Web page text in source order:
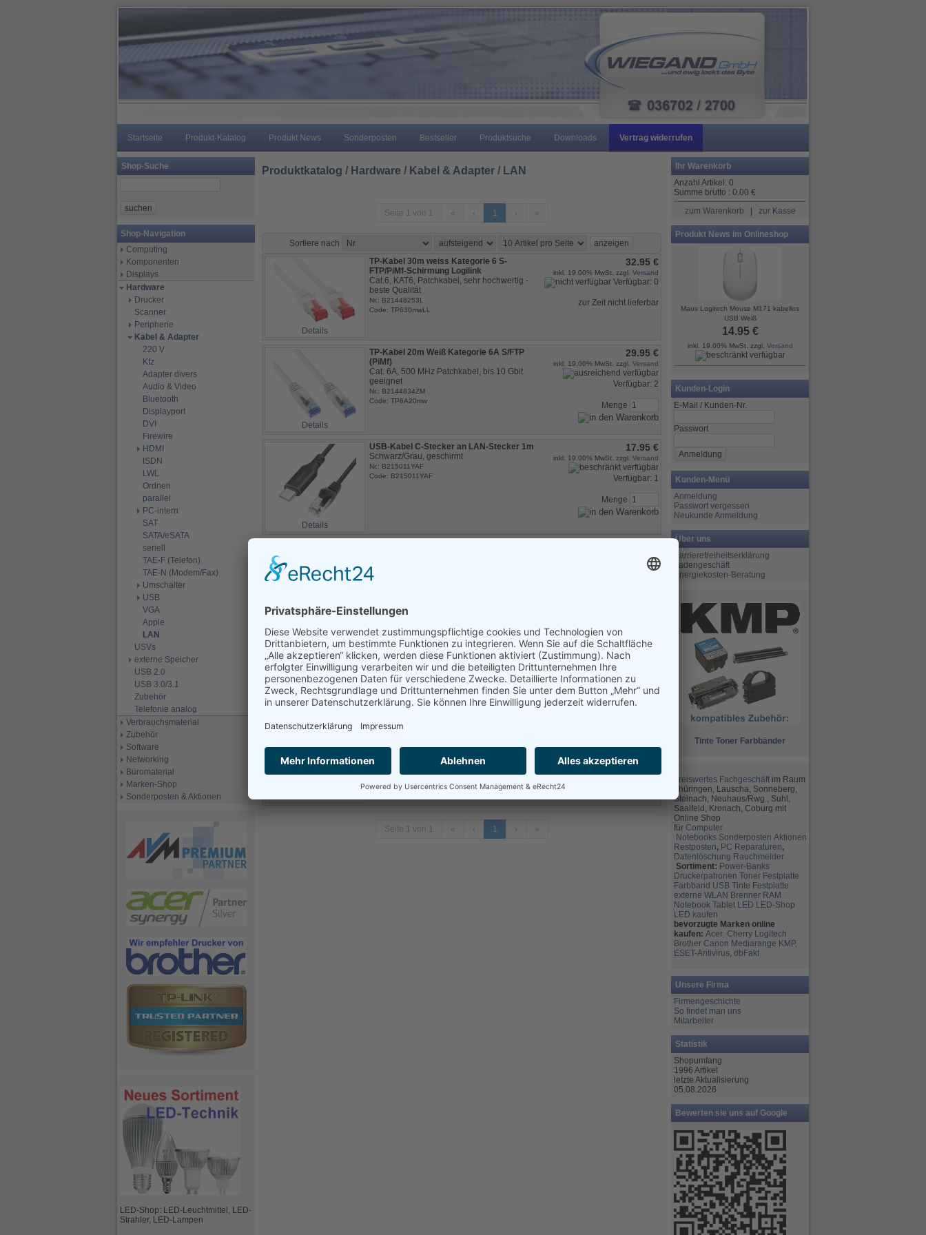
Startseite Produkt-Katalog Produkt News Sonderposten Bestseller Produktsuche Downloads Vertrag widerrufen
Shop-Suche
Shop-Navigation
Computing
Komponenten
Displays
Hardware
Drucker
Scanner
Peripherie
Kabel & Adapter
220 V
Kfz
Adapter divers
Audio & Video
Bluetooth
Displayport
DVI
Firewire
HDMI
ISDN
LWL
Ordnen
parallel
PC-intern
SAT
SATA/eSATA
seriell
TAE-F (Telefon)
TAE-N (Modem/Fax)
Umschalter
USB
VGA
Apple
LAN
USVs
externe Speicher
USB 2.0
USB 3.0/3.1
Zubehör
Telefonie analog
Verbrauchsmaterial
Zubehör
Software
Networking
Büromaterial
Marken-Shop
Sonderposten & Aktionen
LED-Shop: LED-Leuchtmittel, LED-
Strahler, LED-Lampen
Produktkatalog / Hardware / Kabel & Adapter / LAN
Seite 1 von 1 « ‹ 1 › »
Sortiere nach
Details
TP-Kabel 30m weiss Kategorie 6 S-
FTP/PiMf-Schirmung Logilink
Cat.6, KAT6, Patchkabel, sehr hochwertig -
beste Qualität
Nr.: B21448253L
Code: TP630mwLL
32.95 €
inkl. 19.00% MwSt. zzgl. Versand
Verfügbar: 0
zur Zeit nicht lieferbar
Details
TP-Kabel 20m Weiß Kategorie 6A S/FTP
(PiMf)
Cat. 6A, 500 MHz Patchkabel, bis 10 Gbit
geeignet
Nr.: B2144834ZM
Code: TP6A20mw
29.95 €
inkl. 19.00% MwSt. zzgl. Versand
Verfügbar: 2
Menge
Details
USB-Kabel C-Stecker an LAN-Stecker 1m
Schwarz/Grau, geschirmt
Nr.: B215011YAF
Code: B215011YAF
17.95 €
inkl. 19.00% MwSt. zzgl. Versand
Verfügbar: 1
Menge
Details
externer Netzwerkadapter, Plug and Play
Nr.: B215011ZYF9
Versand
Details
USB-Adapter C an LAN (RJ45) Gigabit,
Equip
Kabellänge: 15cm
Nr.: B215011ZYG2
Code: B215011ZYG2
inkl. 19.00% MwSt. zzgl.Versand
Verfügbar: 2
Menge
Buchse RJ45 TP-LINK
Nr.: B215011ZYH3
Code: USBcLAN
Verfügbar: 1
Seite 1 von 1 « ‹ 1 › »
Ihr Warenkorb
Anzahl Artikel: 0
Summe brutto : 0.00 €
zum Warenkorb
zur Kasse
Produkt News im Onlineshop
Maus Logitech Mouse M171 kabellos
USB Weiß
14.95 €
inkl. 19.00% MwSt. zzgl. Versand
Kunden-Login
E-Mail / Kunden-Nr.
Passwort
Kunden-Menü
Anmeldung
Passwort vergessen
Neukunde Anmeldung
Über uns
Barrierefreiheitserklärung
Ladengeschäft
Energiekosten-Beratung
Tinte Toner Farbbänder
preiswertes Fachgeschäft im Raum
Thüringen, Lauscha, Sonneberg,
Steinach, Neuhaus/Rwg., Suhl,
Saalfeld, Kronach, Coburg mit
Online Shop
für Computer
Notebooks Sonderposten Aktionen
Restposten, PC Reparaturen,
Datenlöschung Rauchmelder
Sortiment: Power-Banks
Druckerpatronen Toner Festplatte
Farbband USB Tinte Festplatte
externe WLAN Brenner RAM
Notebook Tablet LED LED-Shop
LED kaufen
bevorzugte Marken online
kaufen: Acer Cherry Logitech
Brother Canon Mediarange KMP,
ESET-Antivirus, dbFakt
Unsere Firma
Firmengeschichte
So findet man uns
Mitarbeiter
Statistik
Shopumfang
1996 Artikel
letzte Aktualisierung
05.08.2026
Bewerten sie uns auf Google